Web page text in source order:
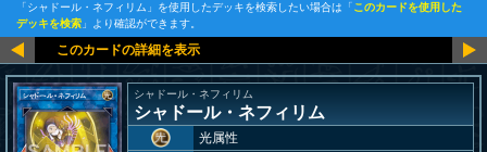
「シャドール・ネフィリム」を使用したデッキを検索したい場合は「このカードを使用した
デッキを検索 」より確認ができます。
シャドール・ネフィリム
シャドール・ネフィリム
光属性